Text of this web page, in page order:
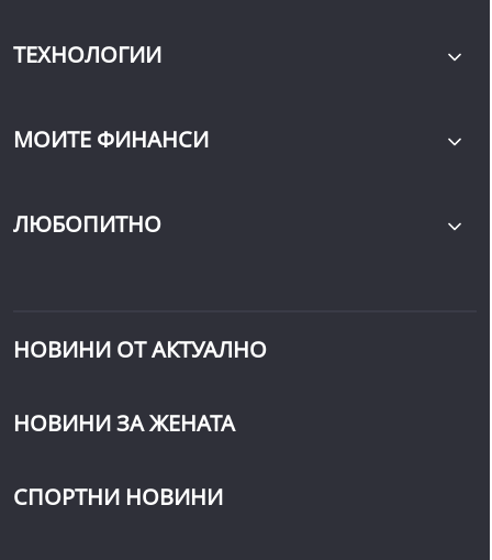
ТЕХНОЛОГИИ
МОИТЕ ФИНАНСИ
ЛЮБОПИТНО
НОВИНИ ОТ АКТУАЛНО
НОВИНИ ЗА ЖЕНАТА
СПОРТНИ НОВИНИ